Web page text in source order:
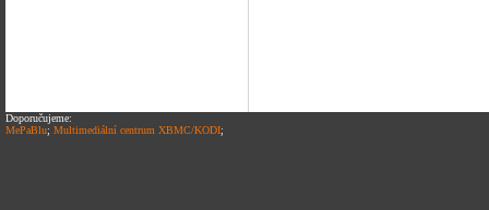
Doporučujeme:
MePaBlu; Multimediální centrum XBMC/KODI;